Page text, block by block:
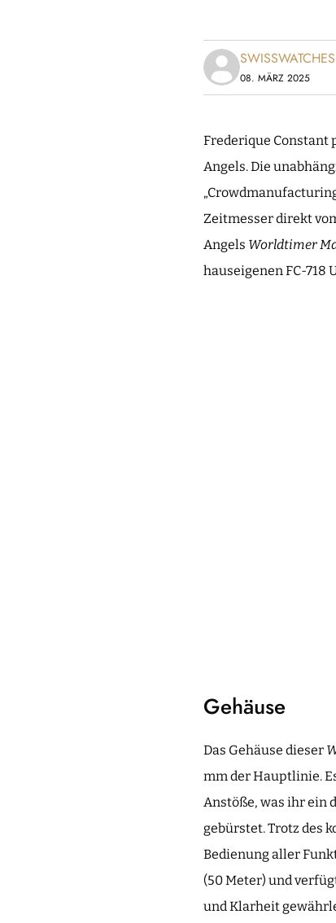
SWISSWATCHES
08. MÄRZ 2025
Frederique Constant
Angels. Die
Zeitmesser direkt
Angels Worldtimer
hauseigenen FC-718
Gehäuse
Das Gehäuse dieser
mm der Hauptlinie.
Anstöße, was ihr ein
gebürstet. Trotz des
Bedienung aller
(50 Meter) und
und Klarheit